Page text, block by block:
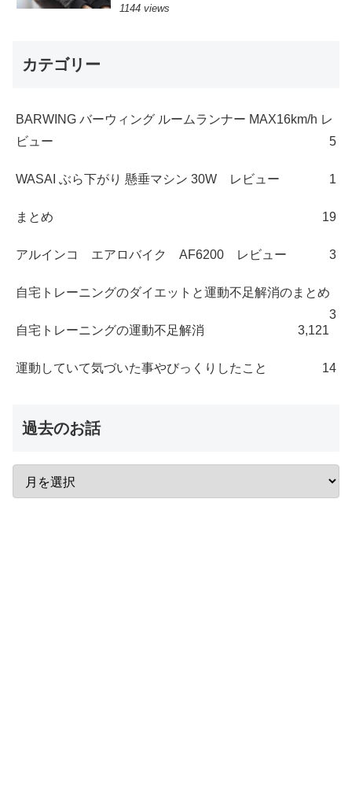
1144 views
カテゴリー
BARWING バーウィング ルームランナー MAX16km/h レ
ビュー
5
WASAI ぶら下がり 懸垂マシン 30W レビュー 1
まとめ 19
アルインコ エアロバイク AF6200 レビュー 3
自宅トレーニングのダイエットと運動不足解消のまとめ
3
自宅トレーニングの運動不足解消
3,121
運動していて気づいた事やびっくりしたこと 14
過去のお話